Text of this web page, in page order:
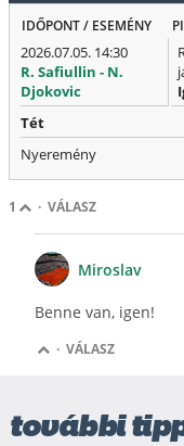
IDŐPONT / ESEMÉNY
2026.07.05. 14:30
R. Safiullin - N.
Djokovic
Tét
Nyeremény
1 · VÁLASZ
Miroslav
Benne van, igen!
· VÁLASZ
további